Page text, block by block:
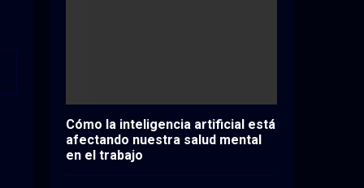
Cómo la inteligencia artificial está
afectando nuestra salud mental
en el trabajo